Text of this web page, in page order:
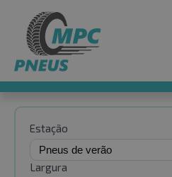
Estação
Largura